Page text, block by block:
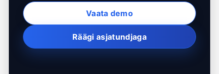
Vaata demo
Räägi asjatundjaga